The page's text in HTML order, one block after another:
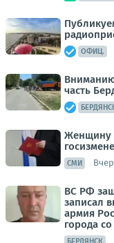
ОФИЦ.
часть
Женщину
СМИ
ВС РФ
записал
армия
города
БЕРДЯНСК